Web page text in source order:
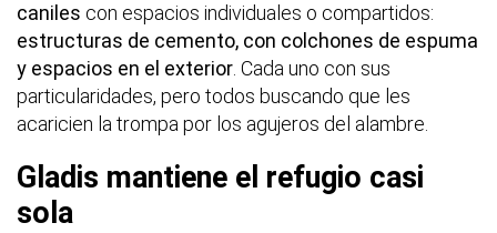
caniles con espacios individuales o compartidos:
estructuras de cemento, con colchones de espuma
y espacios en el exterior. Cada uno con sus
particularidades, pero todos buscando que les
acaricien la trompa por los agujeros del alambre.
Gladis mantiene el refugio casi
sola